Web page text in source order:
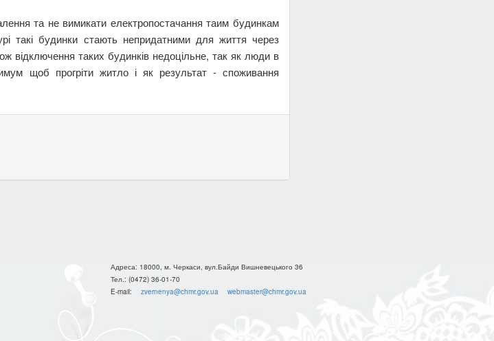
та не вимикати електропостачання таим будинкам
такі будинки стають непридатними для життя через
відключення таких будинків недоцільне, так як люди в
щоб прогріти житло і як результат - споживання
Адреса: 18000, м. Черкаси, вул.Байди Вишневецького 36
Тел.: (0472) 36-01-70
E-mail:
zvernenya@chmr.gov.ua webmaster@chmr.gov.ua